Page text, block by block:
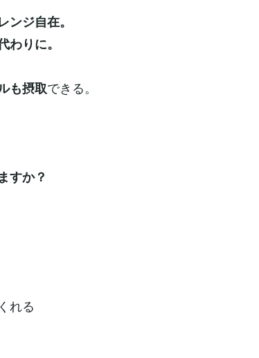
ジ自在。
わりに。
も摂取できる。
すか？
れる